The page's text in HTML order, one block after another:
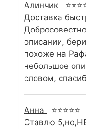
Алинчик
Доставка
описании,
похоже на
небольшое
словом,
Анна
⭐⭐⭐⭐⭐
Ставлю